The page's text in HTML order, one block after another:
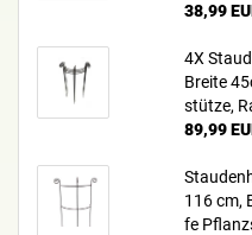
38,99
4X
Brei­te
stüt­ze,
89,99
116 cm,
fe